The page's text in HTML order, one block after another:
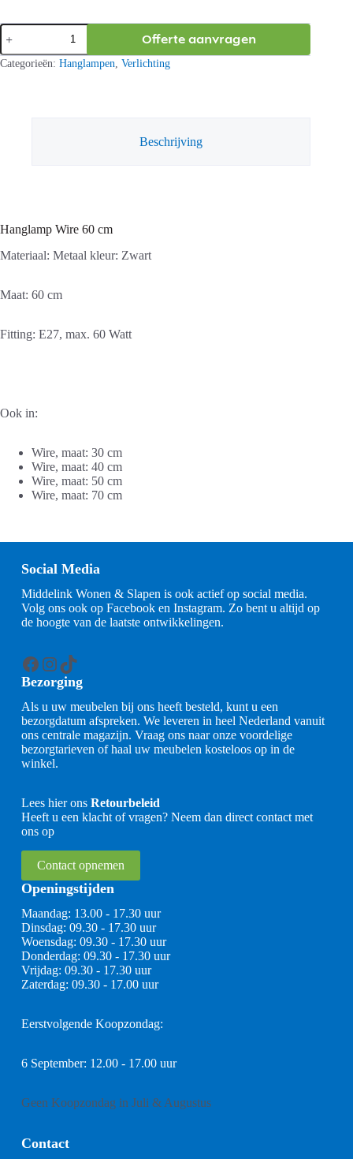
Hanglamp
Wire
60
cm
Offerte aanvragen
Categorieën: Hanglampen Verlichting
Beschrijving
Hanglamp Wire 60 cm
Materiaal: Metaal kleur: Zwart
Maat: 60 cm
Fitting: E27, max. 60 Watt
Ook in:
Wire, maat: 30 cm
Wire, maat: 40 cm
Wire, maat: 50 cm
Wire, maat: 70 cm
Social Media
Middelink Wonen & Slapen is ook actief op social media.
Volg ons ook op Facebook en Instagram. Zo bent u altijd op
de hoogte van de laatste ontwikkelingen.
Facebook
Instagram
TikTok
Bezorging
Als u uw meubelen bij ons heeft besteld, kunt u een
bezorgdatum afspreken. We leveren in heel Nederland vanuit
ons centrale magazijn. Vraag ons naar onze voordelige
bezorgtarieven of haal uw meubelen kosteloos op in de
winkel.
Lees hier ons Retourbeleid
Heeft u een klacht of vragen? Neem dan direct contact met
ons op
Contact opnemen
Openingstijden
Maandag: 13.00 - 17.30 uur
Dinsdag: 09.30 - 17.30 uur
Woensdag: 09.30 - 17.30 uur
Donderdag: 09.30 - 17.30 uur
Vrijdag: 09.30 - 17.30 uur
Zaterdag: 09.30 - 17.00 uur
Eerstvolgende Koopzondag:
6 September: 12.00 - 17.00 uur
Geen Koopzondag in Juli & Augustus
Contact